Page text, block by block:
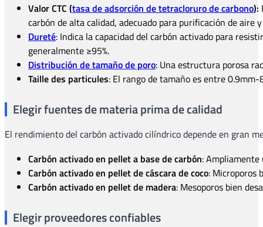
Valor CTC (tasa de adsorción de tetracloruro de carbono):
carbón de alta calidad, adecuado para purificación de aire
Dureté: Indica la capacidad del carbón activado para
generalmente ≥95%.
Distribución de tamaño de poro: Una estructura porosa
Taille des particules: El rango de tamaño es entre
Elegir fuentes de materia prima de calidad
El rendimiento del carbón activado cilíndrico depende en gran
Carbón activado en pellet a base de carbón:
Carbón activado en pellet de cáscara de coco: Microporos
Carbón activado en pellet de madera: Mesoporos bien
Elegir proveedores confiables